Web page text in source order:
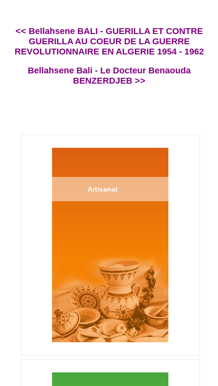
<< Bellahsene BALI - GUERILLA ET CONTRE
GUERILLA AU COEUR DE LA GUERRE
REVOLUTIONNAIRE EN ALGERIE 1954 - 1962
Bellahsene Bali - Le Docteur Benaouda
BENZERDJEB >>
Artisanat